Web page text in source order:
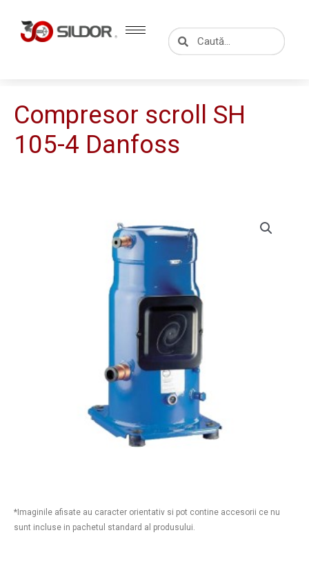
content
CautăCaută
Compresor scroll SH
105-4 Danfoss
*Imaginile afisate au caracter orientativ si pot contine accesorii ce nu
sunt incluse in pachetul standard al produsului.